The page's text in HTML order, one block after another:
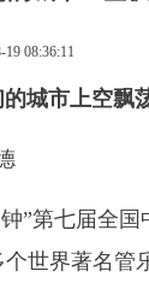
08:36:11
城市上空飘
第七届全国
世界著名管